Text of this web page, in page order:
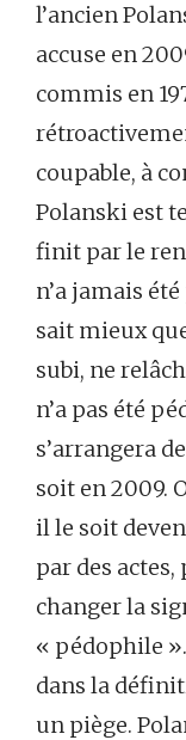
l’ancien
accuse en
commis en
coupable, à
Polanski est
finit par le
n’a jamais
sait mieux
subi, ne
n’a pas été
s’arrangera
soit en 2009.
il le soit
par des
changer la
« pédophile
dans la
un piège.